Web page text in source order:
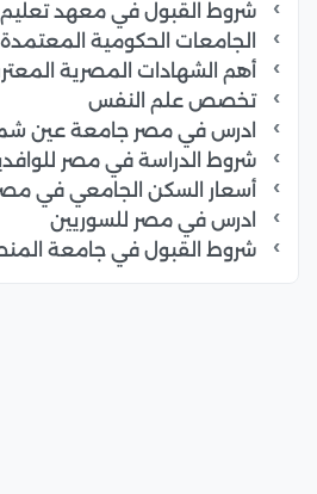
شروط القبول في معهد تعليم
الجامعات الحكومية
أهم الشهادات المصرية
تخصص علم النفس
ادرس في مصر جامعة عين
شروط الدراسة في مصر للوافدين
أسعار السكن الجامعي في
ادرس في مصر للسوريين
شروط القبول في جامعة